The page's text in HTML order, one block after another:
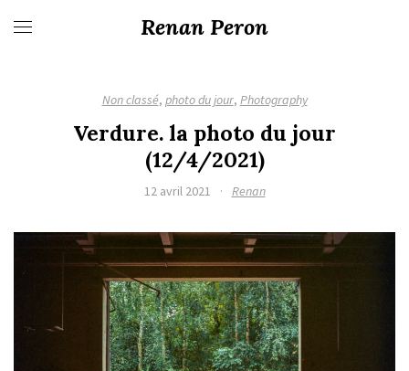
Renan Peron
Non classé, photo du jour, Photography
Verdure. la photo du jour
(12/4/2021)
12 avril 2021 · Renan